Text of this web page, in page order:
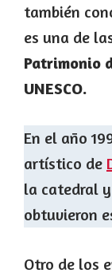
también
es una de
Patrimonio
UNESCO.
En el año
artístico de
la catedral
obtuvieron
Otro de los